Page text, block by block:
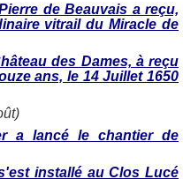
de Beauvais a reçu,
vitrail du Miracle de
des Dames, à reçu
ans, le 14 Juillet 1650
a lancé le chantier de
installé au Clos Lucé